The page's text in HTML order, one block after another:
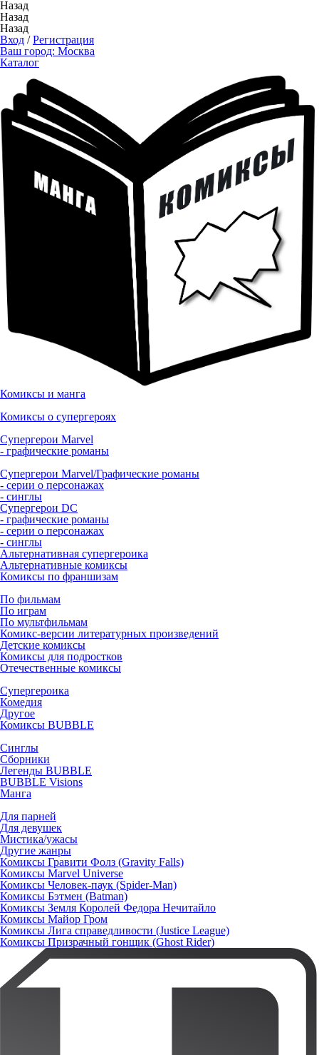
Назад
Назад
Назад
Вход /Регистрация
Ваш город: Москва
Каталог
Комиксы и манга
Комиксы о супергероях
Супергерои Marvel
- графические романы
Супергерои Marvel/Графические романы
- серии о персонажах
- синглы
Супергерои DC
- графические романы
- серии о персонажах
- синглы
Альтернативная супергероика
Альтернативные комиксы
Комиксы по франшизам
По фильмам
По играм
По мультфильмам
Комикс-версии литературных произведений
Детские комиксы
Комиксы для подростков
Отечественные комиксы
Супергероика
Комедия
Другое
Комиксы BUBBLE
Синглы
Сборники
Легенды BUBBLE
BUBBLE Visions
Манга
Для парней
Для девушек
Мистика/ужасы
Другие жанры
Комиксы Гравити Фолз (Gravity Falls)
Комиксы Marvel Universe
Комиксы Человек-паук (Spider-Man)
Комиксы Бэтмен (Batman)
Комиксы Земля Королей Федора Нечитайло
Комиксы Майор Гром
Комиксы Лига справедливости (Justice League)
Комиксы Призрачный гонщик (Ghost Rider)